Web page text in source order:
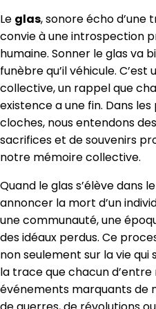
Le glas, sonore écho d’une
convie à une introspection
humaine. Sonner le glas va
funèbre qu’il véhicule.
collective, un rappel que
existence a une fin. Dans
cloches, nous entendons
sacrifices et de souvenirs
notre mémoire collective.
Quand le glas s’élève dans
annoncer la mort d’un
une communauté, une
des idéaux perdus. Ce
non seulement sur la vie qui
la trace que chacun d’entre
événements marquants de